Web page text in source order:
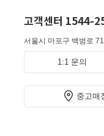
고객센터 1544-
서울시 마포구 백범로
1:1 문의
중고매